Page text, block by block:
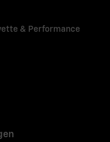
& Performance